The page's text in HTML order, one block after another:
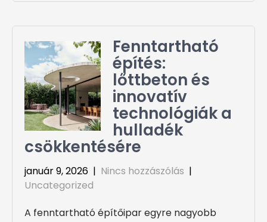
Fenntartható
építés:
lőttbeton és
innovatív
technológiák a
hulladék
csökkentésére
január 9, 2026 | Nincs hozzászólás |
Uncategorized
A fenntartható építőipar egyre nagyobb